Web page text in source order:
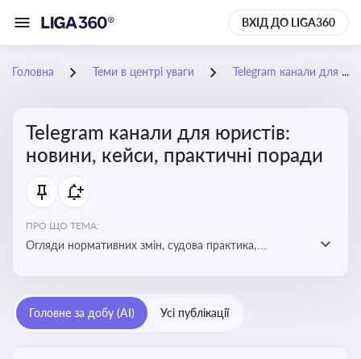
ВХІД ДО LIGA360
Головна Теми в центрі уваги Telegram канали для юристів: новини, кейси, практичні поради
Telegram канали для юристів:
новини, кейси, практичні поради
ПРО ЩО ТЕМА:
Огляди нормативних змін, судова практика,
каналах
Головне за добу (AI) Усі публікації